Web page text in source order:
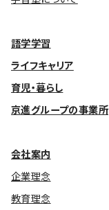
語学学習
ライフキャリア
育児・暮らし
京進グループの事業所
会社案内
企業理念
教育理念